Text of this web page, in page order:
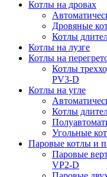
Котлы на дровах
Дровяные
Котлы
Котлы на лузге
Котлы на
Котлы
PV3-D
Котлы на угле
Котлы
Угольные
Паровые котлы и
Паровые
VP2-D